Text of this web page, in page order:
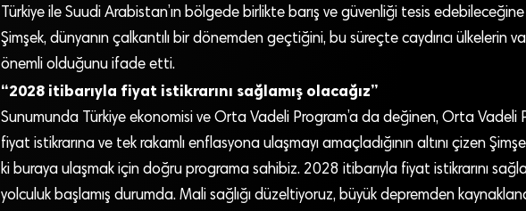
Türkiye ile Suudi Arabistan’ın bölgede birlikte barış ve güvenliği tesis
Şimşek, dünyanın çalkantılı bir dönemden geçtiğini, bu süreçte caydırıcı ülkelerin
önemli olduğunu ifade etti.
“2028 itibarıyla fiyat istikrarını sağlamış olacağız”
Sunumunda Türkiye ekonomisi ve Orta Vadeli Program’a da değinen, Orta Vadeli
fiyat istikrarına ve tek rakamlı enflasyona ulaşmayı amaçladığının altını çizen
ki buraya ulaşmak için doğru programa sahibiz. 2028 itibarıyla fiyat istikrarını
yolculuk başlamış durumda. Mali sağlığı düzeltiyoruz, büyük depremden